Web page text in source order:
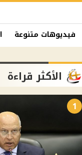
فيديوهات متنوعة
الأكثر قراءة
1